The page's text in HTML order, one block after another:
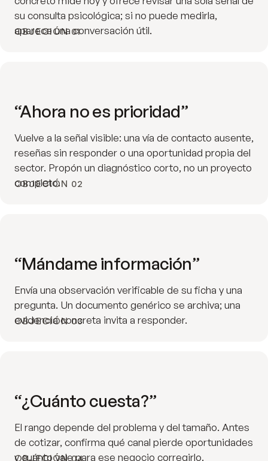
OBJECIÓN 01
su consulta psicológica; si no puede medirla,
aparece una conversación útil.
OBJECIÓN 02
“Ahora no es prioridad”
Vuelve a la señal visible: una vía de contacto ausente,
reseñas sin responder o una oportunidad propia del
sector. Propón un diagnóstico corto, no un proyecto
completo.
OBJECIÓN 03
“Mándame información”
Envía una observación verificable de su ficha y una
pregunta. Un documento genérico se archiva; una
evidencia concreta invita a responder.
OBJECIÓN 04
“¿Cuánto cuesta?”
El rango depende del problema y del tamaño. Antes
de cotizar, confirma qué canal pierde oportunidades
y cuánto vale para ese negocio corregirlo.